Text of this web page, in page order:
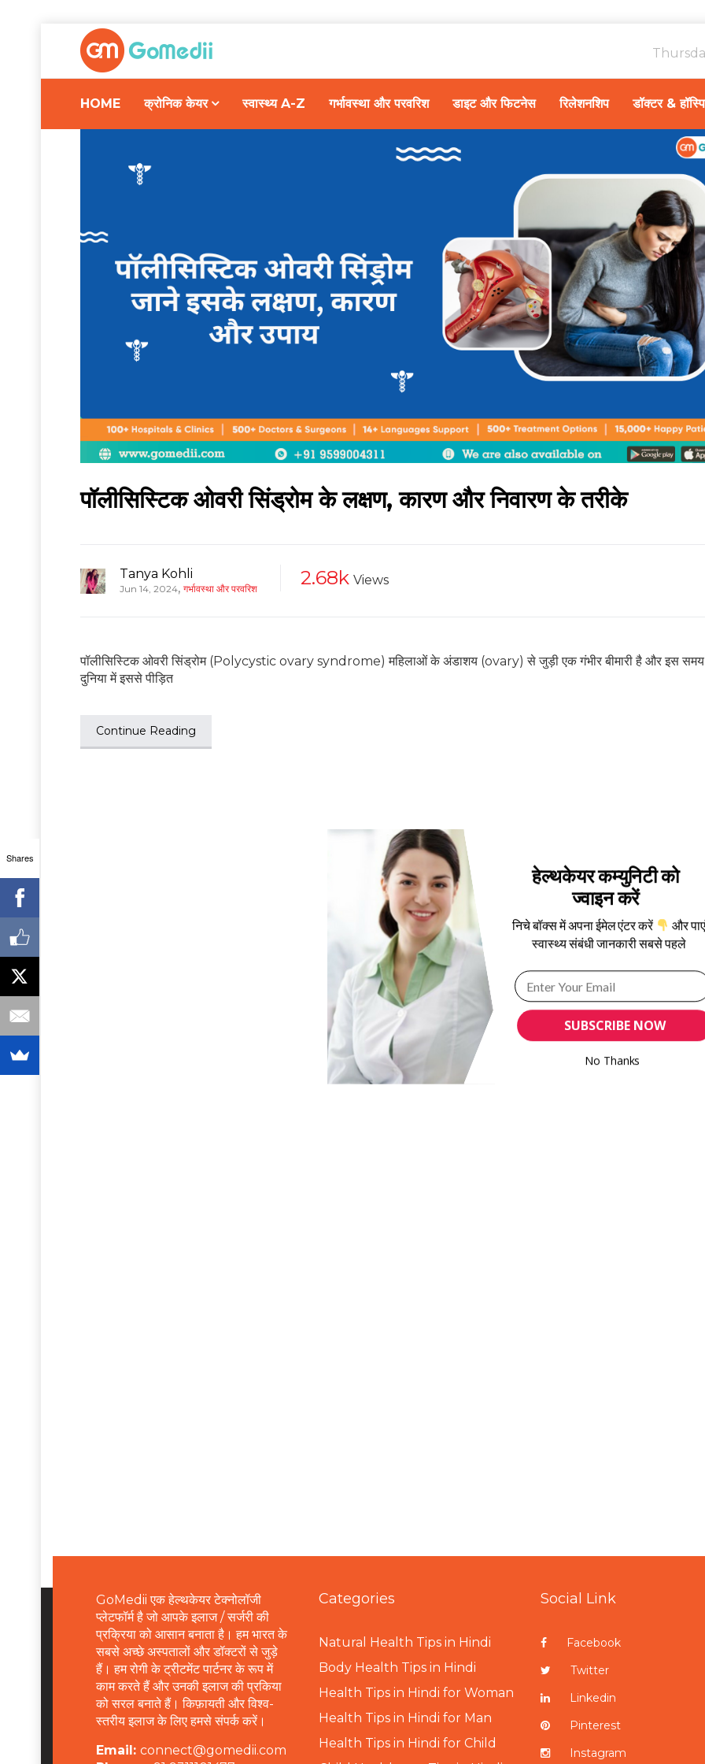
HOME क्रोनिक केयर स्वास्थ्य A-Z गर्भावस्था और परवरिश डाइट और फिटनेस रिलेशनशिप डॉक्टर &
पॉलीसिस्टिक ओवरी सिंड्रोम के लक्षण, कारण और निवारण के तरीके
Tanya Kohli
Jun 14, 2024, गर्भावस्था और परवरिश 2.68k Views
पॉलीसिस्टिक ओवरी सिंड्रोम (Polycystic ovary syndrome) महिलाओं के अंडाशय (ovary) से जुड़ी एक गंभीर बीमारी है और इस समय
दुनिया में इससे पीड़ित
Continue Reading
GoMedii एक हेल्थकेयर टेक्नोलॉजी
प्लेटफॉर्म है जो आपके इलाज / सर्जरी की
प्रक्रिया को आसान बनाता है। हम भारत के
सबसे अच्छे अस्पतालों और डॉक्टरों से जुड़े
हैं। हम रोगी के ट्रीटमेंट पार्टनर के रूप में
काम करते हैं और उनकी इलाज की प्रकिया
को सरल बनाते हैं। किफ़ायती और विश्व-
स्तरीय इलाज के लिए हमसे संपर्क करें।
Email: connect@gomedii.com
Categories
Natural Health Tips in Hindi
Body Health Tips in Hindi
Health Tips in Hindi for Woman
Health Tips in Hindi for Man
Health Tips in Hindi for Child
Social Link
Facebook
Twitter
Linkedin
Pinterest
Instagram
Shares
SUBSCRIBE NOW
हेल्थकेयर कम्युनिटी को
ज्वाइन करें
निचे बॉक्स में अपना ईमेल एंटर करें
और
स्वास्थ्य संबंधी जानकारी सबसे पहले
No Thanks